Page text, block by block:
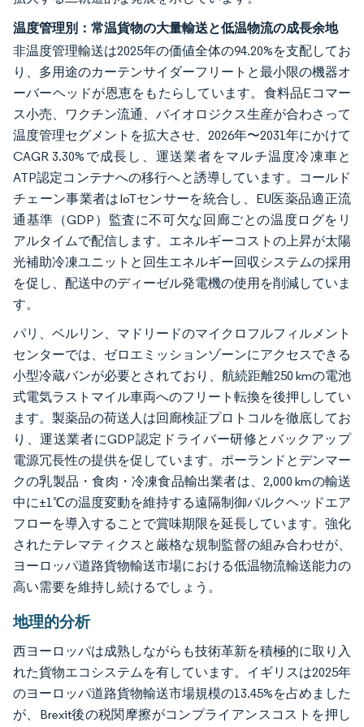
温度管理別：常温貨物の大量輸送と低温物流の成長余地
非温度管理輸送は2025年の価値全体の94.20%を支配してお
り、多用途のカーテンサイダーフリートと最小限の機器オ
ーバーヘッドが恩恵をもたらしています。食料品Eコマー
ス小売、ワクチン流通、バイオロジクス生産が合わさって
温度管理セグメントを拡大させ、2026年〜2031年にかけて
CAGR 3.30%で成長し、運送業者をマルチ温度冷凍車と
ATP認定コンテナへの移行へと誘導しています。コールド
チェーン事業者はIoTセンサーを統合し、EU医薬品適正流
通基準（GDP）監査に不可欠な回廊ごとの温度ログをリ
アルタイムで配信します。エネルギーコストの上昇が太陽
光補助冷凍ユニットと回生エネルギー回収システムの採用
を促し、配送中のディーゼル発電機の使用を削減していま
す。
パリ、ベルリン、マドリードのマイクロフルフィルメント
センターでは、ゼロエミッションゾーンにアクセスできる
小型冷蔵バンが必要とされており、航続距離250 kmの電池
式電気ラストマイル車両へのフリート転換を後押ししてい
ます。製薬品の荷送人は回廊検証プロトコルを徹底してお
り、運送業者にGDP認定ドライバー研修とバックアップ
電源冗長性の提供を促しています。ポーランドとデンマー
クの乳製品・食肉・冷凍食品輸出業者は、2,000 kmの輸送
中に±1℃の温度変動を維持する遠隔制御バルクヘッドエア
フローを導入することで賞味期限を延長しています。強化
されたテレマティクスと厳格な規制監督の組み合わせが、
ヨーロッパ道路貨物輸送市場における低温物流輸送能力の
高い需要を維持し続けるでしょう。
地理的分析
西ヨーロッパは成熟しながらも技術革新を積極的に取り入
れた貨物エコシステムを有しています。イギリスは2025年
のヨーロッパ道路貨物輸送市場規模の13.45%を占めました
が、Brexit後の税関摩擦がコンプライアンスコストを押し